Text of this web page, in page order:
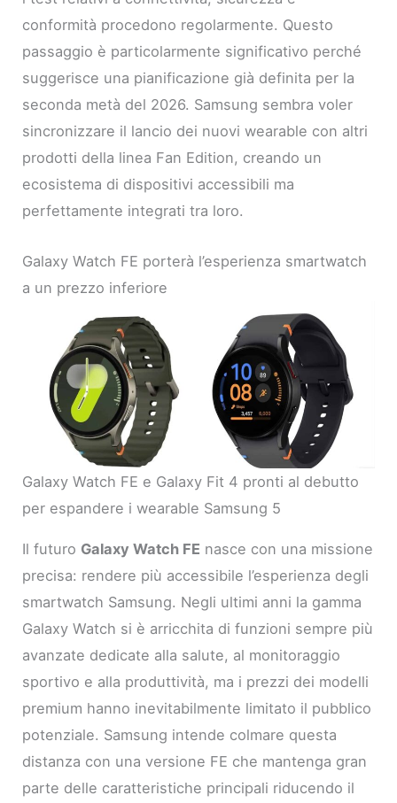
conformità procedono regolarmente. Questo
passaggio è particolarmente significativo perché
suggerisce una pianificazione già definita per la
seconda metà del 2026. Samsung sembra voler
sincronizzare il lancio dei nuovi wearable con altri
prodotti della linea Fan Edition, creando un
ecosistema di dispositivi accessibili ma
perfettamente integrati tra loro.
Galaxy Watch FE porterà l’esperienza smartwatch
a un prezzo inferiore
Galaxy Watch FE e Galaxy Fit 4 pronti al debutto
per espandere i wearable Samsung 5
Il futuro Galaxy Watch FE nasce con una missione
precisa: rendere più accessibile l’esperienza degli
smartwatch Samsung. Negli ultimi anni la gamma
Galaxy Watch si è arricchita di funzioni sempre più
avanzate dedicate alla salute, al monitoraggio
sportivo e alla produttività, ma i prezzi dei modelli
premium hanno inevitabilmente limitato il pubblico
potenziale. Samsung intende colmare questa
distanza con una versione FE che mantenga gran
parte delle caratteristiche principali riducendo il